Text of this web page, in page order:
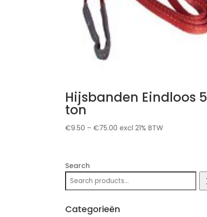
Hijsbanden Eindloos 5
ton
€9.50 –€75.00 excl 21% BTW
Search
Categorieën